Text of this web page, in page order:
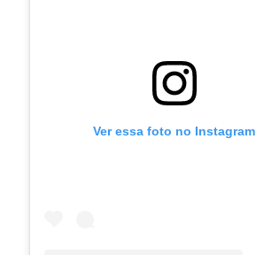
Ver essa foto no Instagram